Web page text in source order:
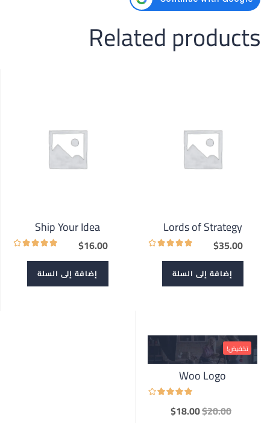
Related products
Lords of Strategy
$35.00
إضافة إلى السلة
Ship Your Idea
$16.00
إضافة إلى السلة
تخفيض!
Woo Logo
$20.00
$18.00